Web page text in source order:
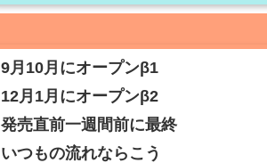
9月10月にオープンβ1
12月1月にオープンβ2
発売直前一週間前に最終
いつもの流れならこう